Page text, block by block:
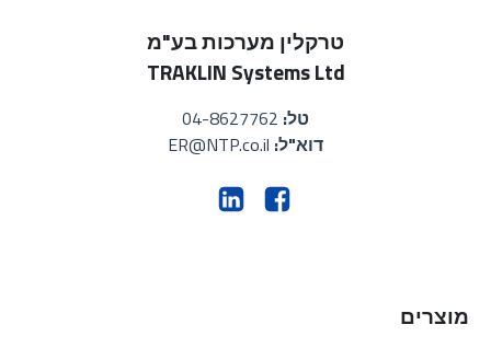
טרקלין מערכות בע"מ
TRAKLIN Systems Ltd
טל: 04-8627762
דוא"ל: ER@NTP.co.il
מוצרים